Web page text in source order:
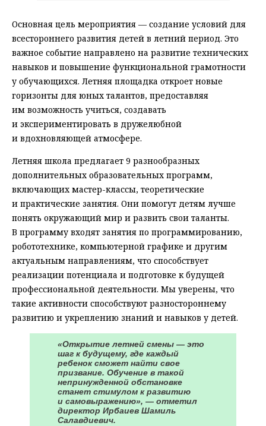
Основная цель мероприятия — создание условий для
всестороннего развития детей в летний период. Это
важное событие направлено на развитие технических
навыков и повышение функциональной грамотности
у обучающихся. Летняя площадка откроет новые
горизонты для юных талантов, предоставляя
им возможность учиться, создавать
и экспериментировать в дружелюбной
и вдохновляющей атмосфере.
Летняя школа предлагает 9 разнообразных
дополнительных образовательных программ,
включающих мастер-классы, теоретические
и практические занятия. Они помогут детям лучше
понять окружающий мир и развить свои таланты.
В программу входят занятия по программированию,
робототехнике, компьютерной графике и другим
актуальным направлениям, что способствует
реализации потенциала и подготовке к будущей
профессиональной деятельности. Мы уверены, что
такие активности способствуют разностороннему
развитию и укреплению знаний и навыков у детей.
«Открытие летней смены — это
шаг к будущему, где каждый
ребенок сможет найти свое
призвание. Обучение в такой
непринужденной обстановке
станет стимулом к развитию
и самовыражению», — отметил
директор Ирбаиев Шамиль
Салавдиевич.